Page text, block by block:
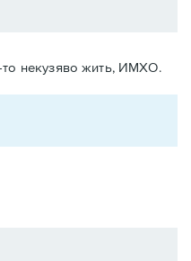
некузяво жить, ИМХО.